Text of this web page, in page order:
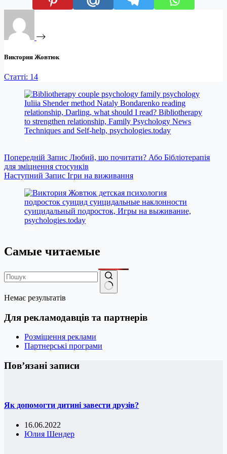
Виктория Жовтюк
Статті: 14
Попередній Запис Любий, що почитати? Або Бібліотерапія
для зміцнення стосунків
Наступний Запис Ігри на виживання
Самые читаемые
Немає результатів
Для рекламодавців та партнерів
Розміщення реклами
Партнерські програми
Пов’язані записи
Як допомогти дитині завести друзів?
16.06.2022
Юлия Шендер